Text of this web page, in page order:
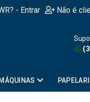
- Entrar Não é
MÁQUINAS